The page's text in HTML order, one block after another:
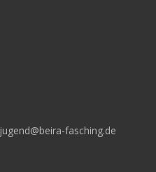
jugend@beira-fasching.de